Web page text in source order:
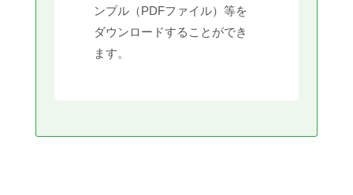
ンプル（PDFファイル）等を
ダウンロードすることができ
ます。